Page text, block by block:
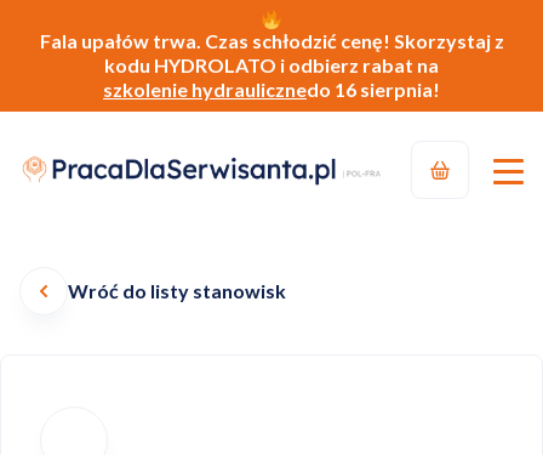
Fala upałów trwa. Czas schłodzić cenę! Skorzystaj z
kodu HYDROLATO i odbierz rabat na
szkolenie hydraulicznedo 16 sierpnia!
Wróć do listy stanowisk